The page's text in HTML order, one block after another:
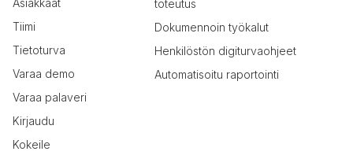
Asiakkaat
Tiimi
Tietoturva
Varaa demo
Varaa palaveri
Kirjaudu
Kokeile
toteutus
Dokumennoin työkalut
Henkilöstön digiturvaohjeet
Automatisoitu raportointi